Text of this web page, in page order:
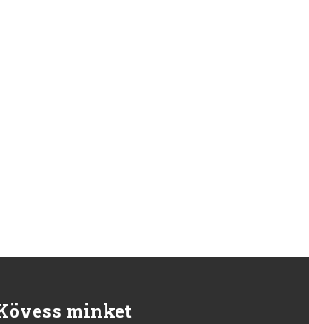
minket